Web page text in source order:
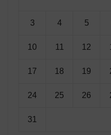
3 4 5
10 11 12
17 18 19
24 25 26
31